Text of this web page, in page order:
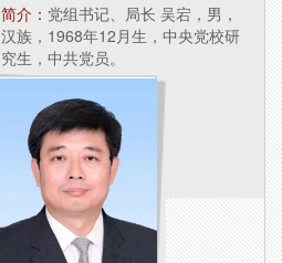
简介： 党组书记、局长 吴宕，男，
汉族，1968年12月生，中央党校研
究生，中共党员。